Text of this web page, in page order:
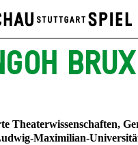
BRUX
Theaterwissenschaften,
Maximilian-